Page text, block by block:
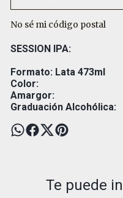
No sé mi código postal
SESSION IPA:
Formato: Lata 473ml
Color:
Amargor:
Graduación Alcohólica:
Te puede